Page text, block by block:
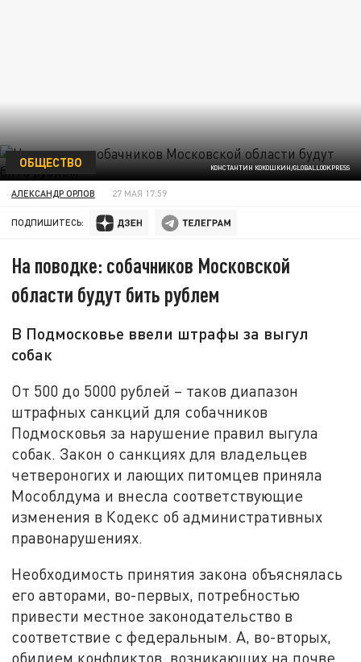
КОНСТАНТИН КОКОШКИН/GLOBALLOOKPRESS
ОБЩЕСТВО
АЛЕКСАНДР ОРЛОВ 27 МАЯ 17:59
ПОДПИШИТЕСЬ:
На поводке: собачников Московской
области будут бить рублем
В Подмосковье ввели штрафы за выгул
собак
От 500 до 5000 рублей – таков диапазон
штрафных санкций для собачников
Подмосковья за нарушение правил выгула
собак. Закон о санкциях для владельцев
четвероногих и лающих питомцев приняла
Мособлдума и внесла соответствующие
изменения в Кодекс об административных
правонарушениях.
Необходимость принятия закона объяснялась
его авторами, во-первых, потребностью
привести местное законодательство в
соответствие с федеральным. А, во-вторых,
обилием конфликтов, возникающих на почве